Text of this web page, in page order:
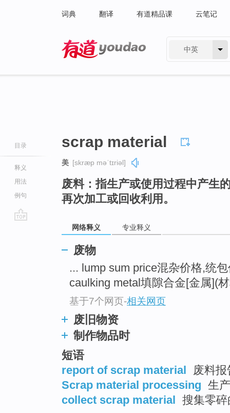
词典 翻译 有道精品课 云笔记
中英
目录
释义
用法
例句
scrap material
美 [skræp məˈtɪriəl]
废料：指生产或使用过程中产生
再次加工或回收利用。
网络释义 专业释义
废物
... lump sum price混杂价格,统
caulking metal填隙合金[金属](
基于7个网页-相关网页
废旧物资
制作物品时
短语
report of scrap material
废料
Scrap material processing 生
collect scrap material
搜集零